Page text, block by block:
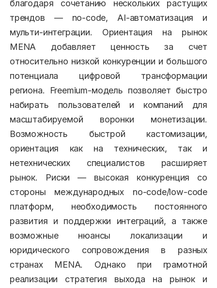
благодаря сочетанию нескольких растущих
трендов — no-code, AI-автоматизация и
мульти-интеграции. Ориентация на рынок
MENA добавляет ценность за счет
относительно низкой конкуренции и большого
потенциала цифровой трансформации
региона. Freemium-модель позволяет быстро
набирать пользователей и компаний для
масштабируемой воронки монетизации.
Возможность быстрой кастомизации,
ориентация как на технических, так и
нетехнических специалистов расширяет
рынок. Риски — высокая конкуренция со
стороны международных no-code/low-code
платформ, необходимость постоянного
развития и поддержки интеграций, а также
возможные нюансы локализации и
юридического сопровождения в разных
странах MENA. Однако при грамотной
реализации стратегия выхода на рынок и